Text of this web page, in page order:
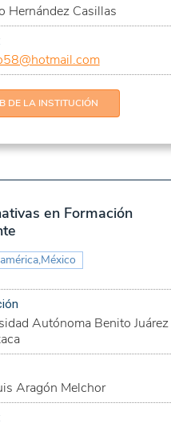
Hernández Casillas
DE LA INSTITUCIÓN
en Formación
Autónoma Benito Juárez
Aragón Melchor